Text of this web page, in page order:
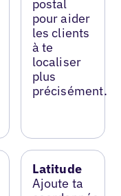
postal
pour aider
les clients
à te
localiser
plus
précisément.
Latitude
Ajoute ta